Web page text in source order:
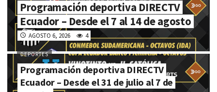
Programación deportiva DIRECTV
Ecuador – Desde el 7 al 14 de agosto
AGOSTO 6, 2026 4
DEPORTES
Programación deportiva DIRECTV
Ecuador – Desde el 31 de julio al 7 de